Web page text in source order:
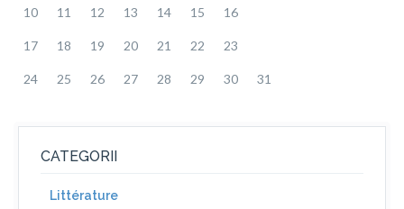
10 11 12 13 14 15 16
17 18 19 20 21 22 23
24 25 26 27 28 29 30 31
CATEGORII
Littérature